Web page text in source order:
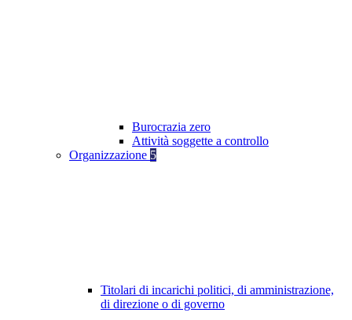
Burocrazia zero
Attività soggette a controllo
Organizzazione 5
Titolari di incarichi politici, di amministrazione,
di direzione o di governo